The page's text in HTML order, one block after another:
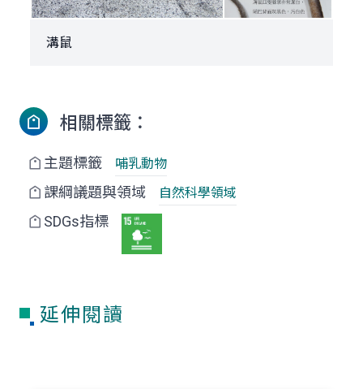
溝鼠
相關標籤：
主題標籤 哺乳動物
課綱議題與領域 自然科學領域
SDGs指標
延伸閱讀